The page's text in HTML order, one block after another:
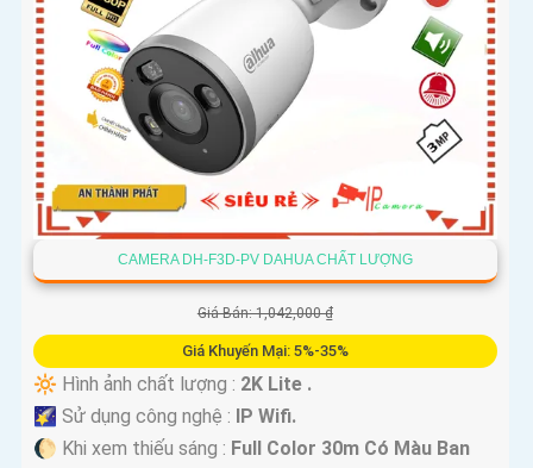
CAMERA DH-F3D-PV DAHUA CHẤT LƯỢNG
Giá Bán: 1,042,000 ₫
Giá Khuyến Mại: 5%-35%
🔆 Hình ảnh chất lượng : 2K Lite .
🌠 Sử dụng công nghệ :
IP Wifi.
🌔 Khi xem thiếu sáng : Full Color 30m Có Màu Ban